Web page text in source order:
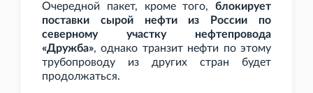
Очередной пакет, кроме того, блокирует
поставки сырой нефти из России по
северному участку нефтепровода
«Дружба», однако транзит нефти по этому
трубопроводу из других стран будет
продолжаться.